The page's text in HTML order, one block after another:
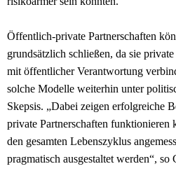
Öffentlich-private Partnerschaften
grundsätzlich schließen, da sie
mit öffentlicher Verantwortung
solche Modelle weiterhin unter
Skepsis. „Dabei zeigen erfolgreiche
private Partnerschaften funktionieren
den gesamten Lebenszyklus
pragmatisch ausgestaltet werden“, so